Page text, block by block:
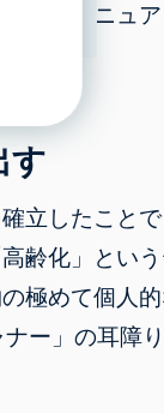
深みやニュ
す
立したこと
齢化」とい
極めて個人
ー」の耳障